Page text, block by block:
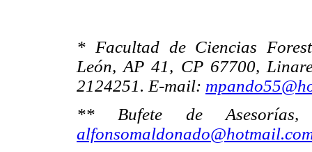
* Facultad de Ciencias
León, AP 41, CP 67700,
2124251. E-mail:
** Bufete de